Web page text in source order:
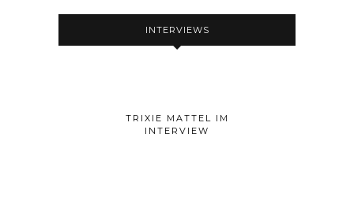
INTERVIEWS
TRIXIE MATTEL IM
INTERVIEW